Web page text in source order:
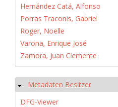
Hernández Catá, Alfonso
Porras Traconis, Gabriel
Roger, Noelle
Varona, Enrique José
Zamora, Juan Clemente
Hide
Metadaten Besitzer
DFG-Viewer